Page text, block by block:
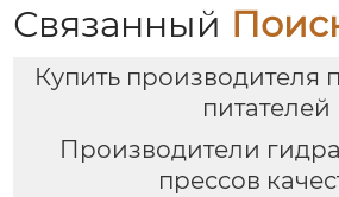
Связанный
Купить производителя
питателей
Производители
прессов